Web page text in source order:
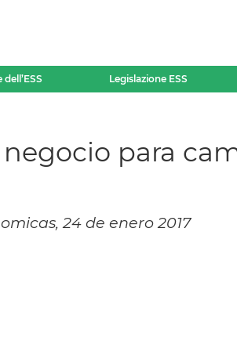
Legislazione ESS
para
24 de enero 2017